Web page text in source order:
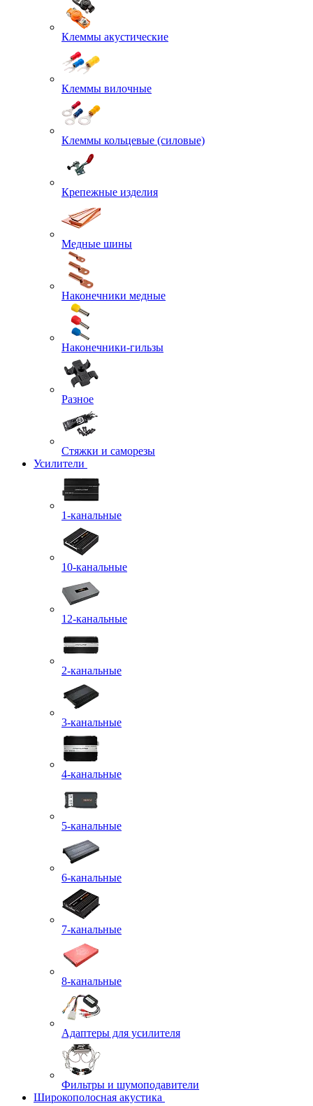
Клеммы акустические
Клеммы вилочные
Клеммы кольцевые (силовые)
Крепежные изделия
Медные шины
Наконечники медные
Наконечники-гильзы
Разное
Стяжки и саморезы
Усилители
1-канальные
10-канальные
12-канальные
2-канальные
3-канальные
4-канальные
5-канальные
6-канальные
7-канальные
8-канальные
Адаптеры для усилителя
Фильтры и шумоподавители
Широкополосная акустика